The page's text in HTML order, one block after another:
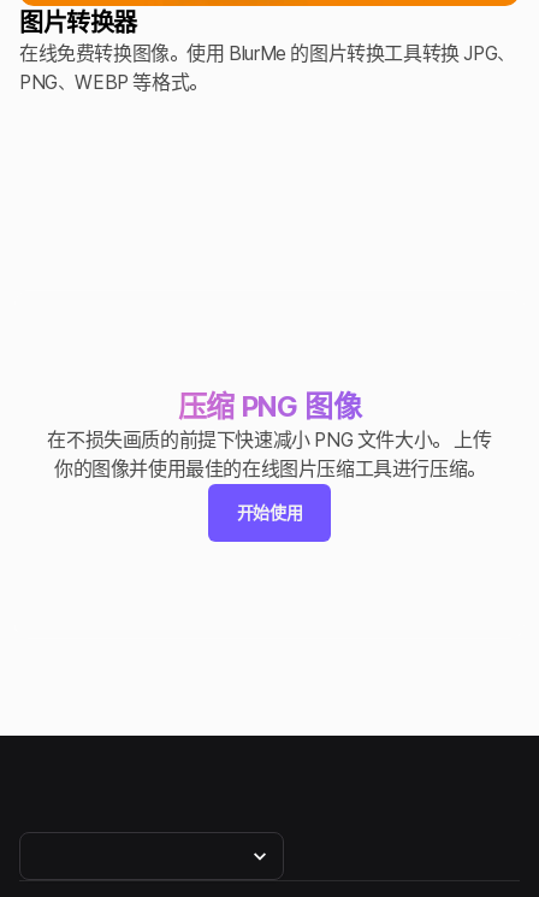
图片转换器
在线免费转换图像。使用 BlurMe 的图片转换工具转换 JPG、
PNG、WEBP 等格式。
压缩 PNG 图像
在不损失画质的前提下快速减小 PNG 文件大小。 上传
你的图像并使用最佳的在线图片压缩工具进行压缩。
开始使用